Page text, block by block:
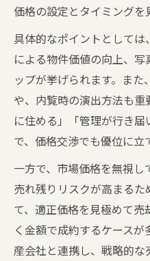
価格の設定とタイミングを
具体的なポイントとして
による物件価値の向上、
ップが挙げられます。ま
や、内覧時の演出方法も重
に住める」「管理が行き
で、価格交渉でも優位に立
一方で、市場価格を無視し
売れ残りリスクが高まる
て、適正価格を見極めて
く金額で成約するケース
産会社と連携し、戦略的な